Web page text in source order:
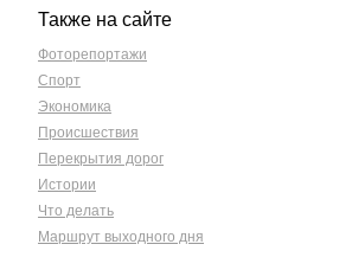
Также на сайте
Фоторепортажи
Спорт
Экономика
Происшествия
Перекрытия дорог
Истории
Что делать
Маршрут выходного дня